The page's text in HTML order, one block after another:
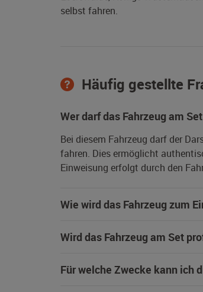
selbst fahren.
Häufig gestellte
Wer darf das Fahrzeug am
Bei diesem Fahrzeug darf der
fahren. Dies ermöglicht
Einweisung erfolgt durch den
Wie wird das Fahrzeug zum
Wird das Fahrzeug am Set
Für welche Zwecke kann ich